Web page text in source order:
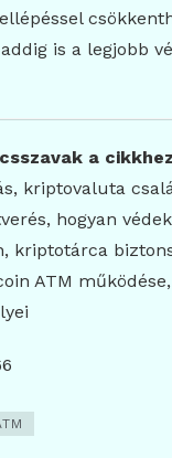
is a legjobb
a
kriptovaluta
hogyan
kriptotárca
ATM